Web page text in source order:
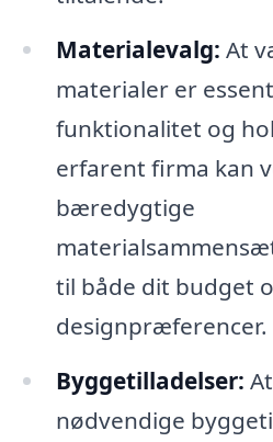
Materialevalg: At
materialer er
funktionalitet og
erfarent firma kan
bæredygtige
til både dit budget
designpræferencer.
Byggetilladelser:
nødvendige